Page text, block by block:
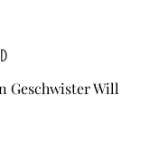
Geschwister Will